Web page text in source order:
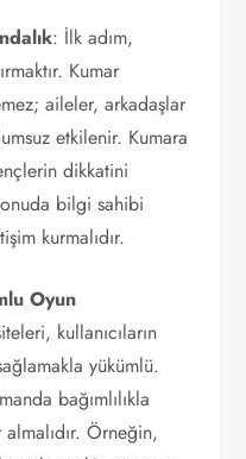
: İlk adım,
Kumar
aileler, arkadaşlar
etkilenir. Kumara
dikkatini
bilgi sahibi
kurmalıdır.
Oyun
kullanıcıların
yükümlü.
bağımlılıkla
Örneğin,